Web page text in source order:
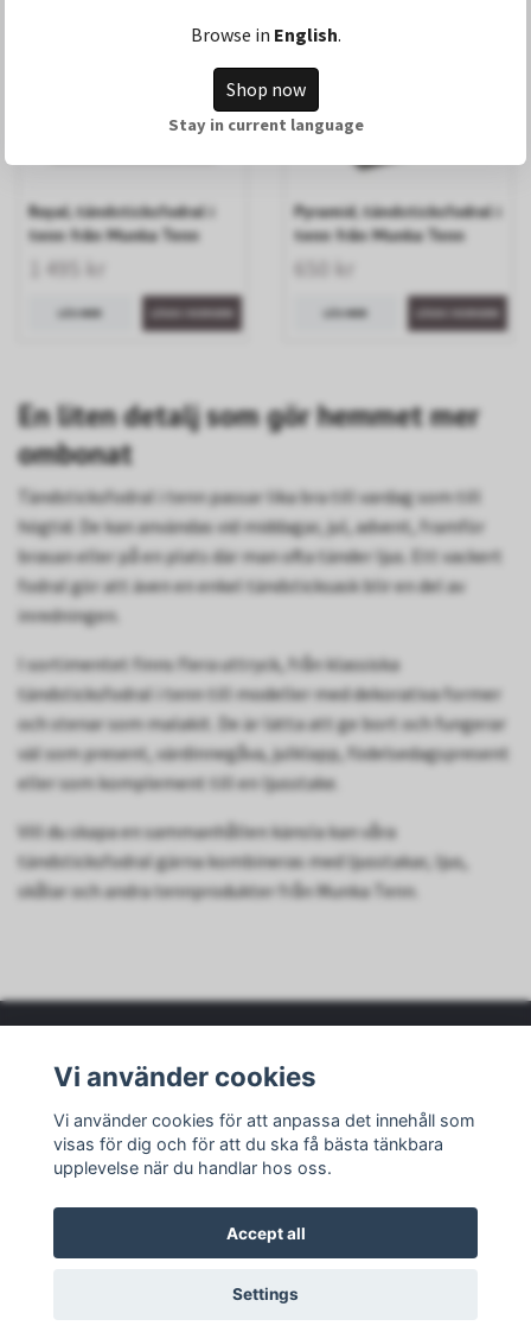
Royal, tändsticksfodral i
tenn från Munka Tenn
1 495 kr
LÄS MER
Pyramid, tändsticksfodral i
tenn från Munka Tenn
650 kr
LÄS MER
En liten detalj som gör hemmet mer
ombonat
Tändsticksfodral i tenn passar lika bra till vardag som till
högtid. De kan användas vid middagar, jul, advent, framför
brasan eller på en plats där man ofta tänder ljus. Ett vackert
fodral gör att även en enkel tändsticksask blir en del av
inredningen.
I sortimentet finns flera uttryck, från klassiska
tändsticksfodral i tenn till modeller med dekorativa former
och stenar som malakit. De är lätta att ge bort och fungerar
väl som present, värdinnegåva, julklapp, födelsedagspresent
eller som komplement till en ljusstake.
Vill du skapa en sammanhållen känsla kan våra
tändsticksfodral gärna kombineras med ljusstakar, ljus,
skålar och andra tennprodukter från Munka Tenn.
Läs mer
© 2026 Munka Tenn
Browse in English.
Shop now
Stay in current language
Vi använder cookies
Vi använder cookies för att anpassa det innehåll som
visas för dig och för att du ska få bästa tänkbara
upplevelse när du handlar hos oss.
Accept all
Settings